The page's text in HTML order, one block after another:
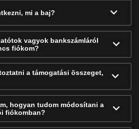
mi a baj?
vagyok bankszámláról
fiókom?
a támogatási összeget,
hogyan tudom módosítani a
fiókomban?